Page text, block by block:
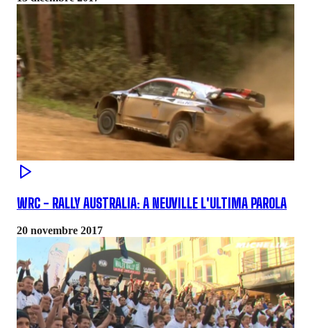
WRC - RALLY AUSTRALIA: A NEUVILLE L'ULTIMA PAROLA
20 novembre 2017